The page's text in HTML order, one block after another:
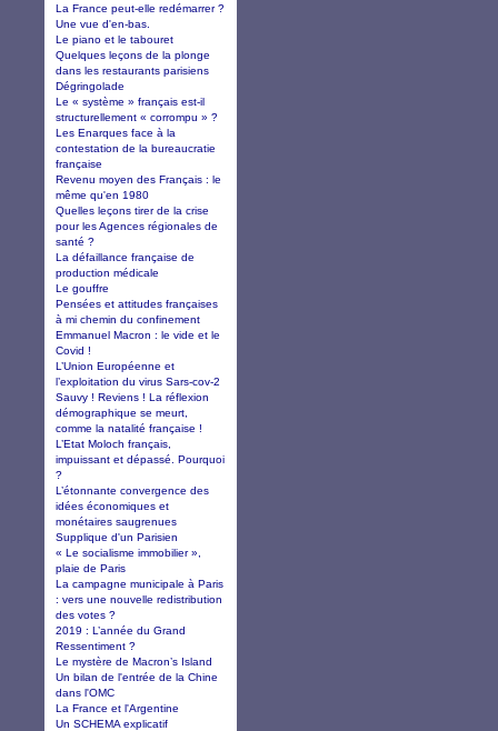
La France peut-elle redémarrer ?
Une vue d'en-bas.
Le piano et le tabouret
Quelques leçons de la plonge
dans les restaurants parisiens
Dégringolade
Le « système » français est-il
structurellement « corrompu » ?
Les Enarques face à la
contestation de la bureaucratie
française
Revenu moyen des Français : le
même qu'en 1980
Quelles leçons tirer de la crise
pour les Agences régionales de
santé ?
La défaillance française de
production médicale
Le gouffre
Pensées et attitudes françaises
à mi chemin du confinement
Emmanuel Macron : le vide et le
Covid !
L’Union Européenne et
l’exploitation du virus Sars-cov-2
Sauvy ! Reviens ! La réflexion
démographique se meurt,
comme la natalité française !
L’Etat Moloch français,
impuissant et dépassé. Pourquoi
?
L’étonnante convergence des
idées économiques et
monétaires saugrenues
Supplique d'un Parisien
« Le socialisme immobilier »,
plaie de Paris
La campagne municipale à Paris
: vers une nouvelle redistribution
des votes ?
2019 : L’année du Grand
Ressentiment ?
Le mystère de Macron’s Island
Un bilan de l'entrée de la Chine
dans l'OMC
La France et l'Argentine
Un SCHEMA explicatif